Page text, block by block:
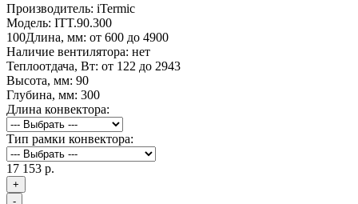
Производитель: iTermic
Модель: ITT.90.300
100Длина, мм: от 600 до 4900
Наличие вентилятора: нет
Теплоотдача, Вт: от 122 до 2943
Высота, мм: 90
Глубина, мм: 300
Длина конвектора:
Тип рамки конвектора:
17 153 р.
+
-